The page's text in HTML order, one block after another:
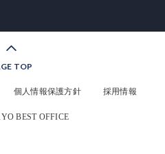
TOP
個人情報保護方針 採用情報
BEST OFFICE